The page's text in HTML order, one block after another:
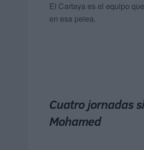
El Cartaya es el equipo
en esa pelea.
Cuatro jornadas
Mohamed